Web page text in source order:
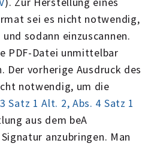
sei es nicht notwendig,
sodann einzuscannen.
PDF-Datei unmittelbar
Der vorherige Ausdruck des
notwendig, um die
Satz 1 Alt. 2, Abs. 4 Satz 1
aus dem beA
anzubringen. Man